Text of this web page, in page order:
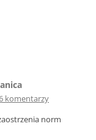
komentarzy
norm